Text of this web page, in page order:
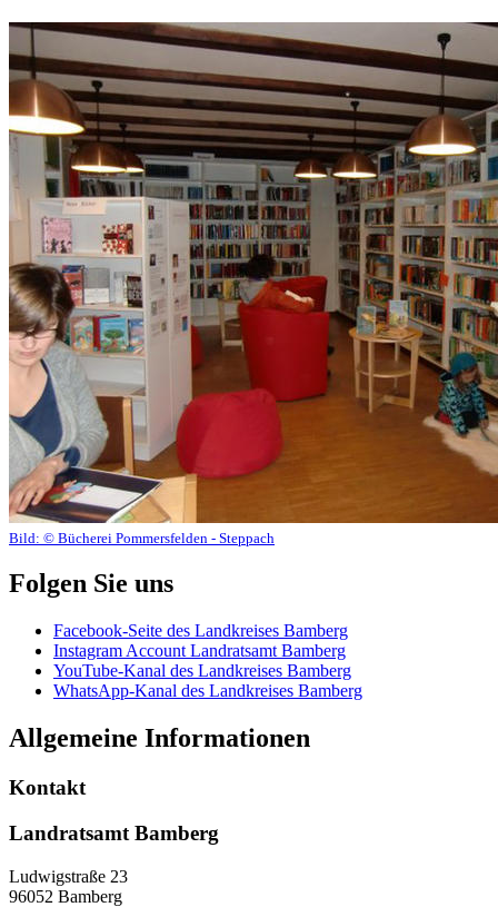
Bild: © Bücherei Pommersfelden - Steppach
Folgen Sie uns
Facebook-Seite des Landkreises Bamberg
Instagram Account Landratsamt Bamberg
YouTube-Kanal des Landkreises Bamberg
WhatsApp-Kanal des Landkreises Bamberg
Allgemeine Informationen
Kontakt
Landratsamt Bamberg
Ludwigstraße 23
96052 Bamberg